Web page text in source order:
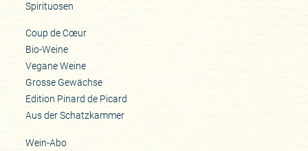
Spirituosen
Coup de Cœur
Bio-Weine
Vegane Weine
Grosse Gewächse
Edition Pinard de Picard
Aus der Schatzkammer
Wein-Abo